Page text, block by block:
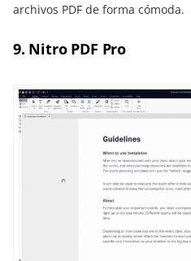
archivos PDF de forma cómoda.
9. Nitro PDF Pro